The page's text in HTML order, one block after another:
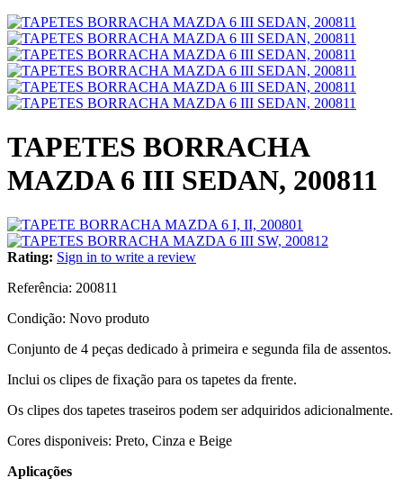
TAPETES BORRACHA
MAZDA 6 III SEDAN, 200811
Rating: Sign in to write a review
Referência: 200811
Condição: Novo produto
Conjunto de 4 peças dedicado à primeira e segunda fila de assentos.
Inclui os clipes de fixação para os tapetes da frente.
Os clipes dos tapetes traseiros podem ser adquiridos adicionalmente.
Cores disponiveis: Preto, Cinza e Beige
Aplicações